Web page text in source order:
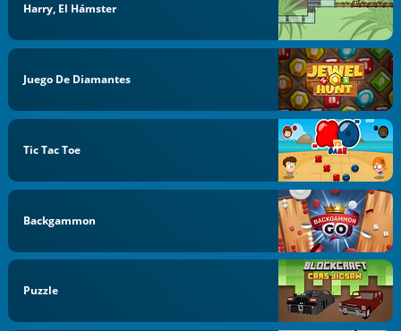
Harry, El Hámster
Juego De Diamantes
Tic Tac Toe
Backgammon
Puzzle